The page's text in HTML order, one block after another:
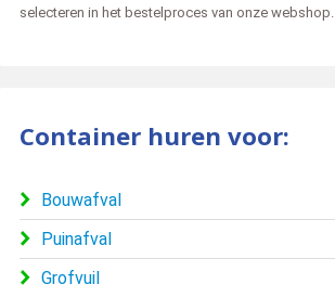
selecteren in het bestelproces van onze webshop.
Container huren voor:
Bouwafval
Puinafval
Grofvuil